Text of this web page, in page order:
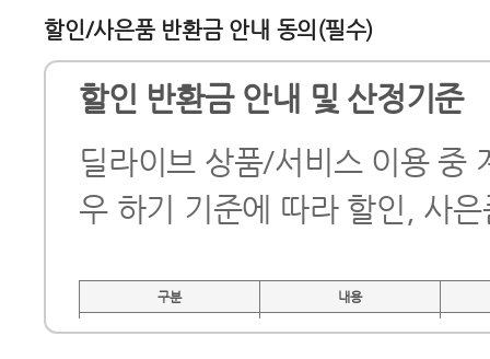
할인/사은품 반환금 안내 동의(필수)
할인 반환금 안내 및 산정기준
딜라이브 상품/서비스 이용 중
우 하기 기준에 따라 할인, 사
구분 내용